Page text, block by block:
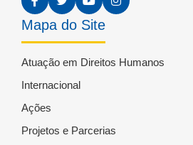
Mapa do Site
Atuação em Direitos Humanos
Internacional
Ações
Projetos e Parcerias